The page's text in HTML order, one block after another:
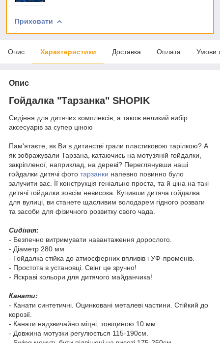
Приховати
Опис Характеристики Доставка Оплата Умови
Опис
Гойдалка "Тарзанка" SHOPIK
Сидіння для дитячих комплексів, а також великий вибір
аксесуарів за супер ціною
Пам'ятаєте, як Ви в дитинстві грали пластиковою тарілкою? А
як зображували Тарзана, катаючись на мотузяній гойдалки,
закріпленої, наприклад, на дереві? Переглянувши наші
гойдалки дитячі фото тарзанки напевно повинно було
залучити вас. Її конструкція геніально проста, та й ціна на такі
дитячі гойдалки зовсім невисока. Купивши дитяча гойдалка
для вулиці, ви станете щасливим володарем гідного розваги
та засоби для фізичного розвитку свого чада.
Сидіння:
- Безпечно витримувати навантаження дорослого.
- Діаметр 280 мм
- Гойдалка стійка до атмосферних впливів і УФ-променів.
- Простота в установці. Свінг це зручно!
- Яскраві кольори для дитячого майданчика!
Канати:
- Канати синтетичні. Оцинковані металеві частини. Стійкий до
корозії.
- Канати надзвичайно міцні, товщиною 10 мм
- Довжина мотузки регулюється 115-190см.